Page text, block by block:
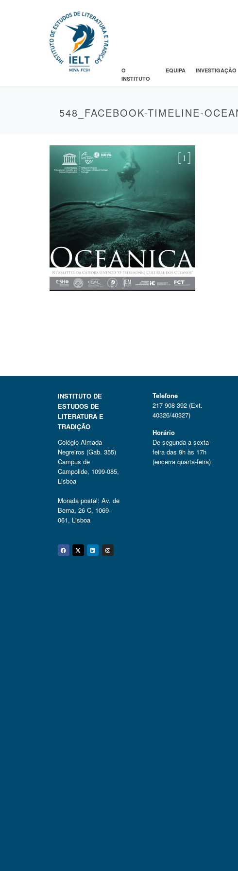
O
INSTITUTO
EQUIPA INVESTIGAÇÃO
548_FACEBOOK-TIMELINE-
INSTITUTO DE
ESTUDOS DE
LITERATURA E
TRADIÇÃO
Colégio Almada
Negreiros (Gab. 355)
Campus de
Campolide, 1099-085,
Lisboa
Morada postal: Av. de
Berna, 26 C, 1069-
061, Lisboa
Facebook
Twitter
Linkedin
Instagram
Telefone
217 908 392 (Ext.
40326/40327)
Horário
De segunda a sexta-
feira das 9h às 17h
(encerra quarta-feira)